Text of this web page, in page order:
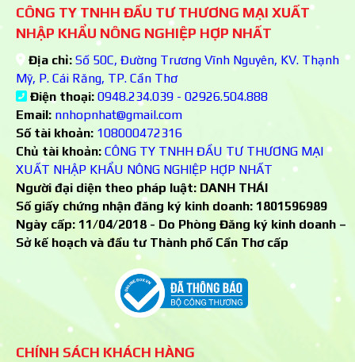
CÔNG TY TNHH ĐẦU TƯ THƯƠNG MẠI XUẤT
NHẬP KHẨU NÔNG NGHIỆP HỢP NHẤT
Địa chỉ:Số 50C, Đường Trương Vĩnh Nguyên, KV. Thạnh
Mỹ, P. Cái Răng, TP. Cần Thơ
Điện thoại: 0948.234.039 - 02926.504.888
Email: nnhopnhat@gmail.com
Số tài khoản: 108000472316
Chủ tài khoản: CÔNG TY TNHH ĐẦU TƯ THƯƠNG MẠI
XUẤT NHẬP KHẨU NÔNG NGHIỆP HỢP NHẤT
Người đại diện theo pháp luật: DANH THÁI
Số giấy chứng nhận đăng ký kinh doanh: 1801596989
Ngày cấp: 11/04/2018 - Do Phòng Đăng ký kinh doanh –
Sở kế hoạch và đầu tư Thành phố Cần Thơ cấp
CHÍNH SÁCH KHÁCH HÀNG